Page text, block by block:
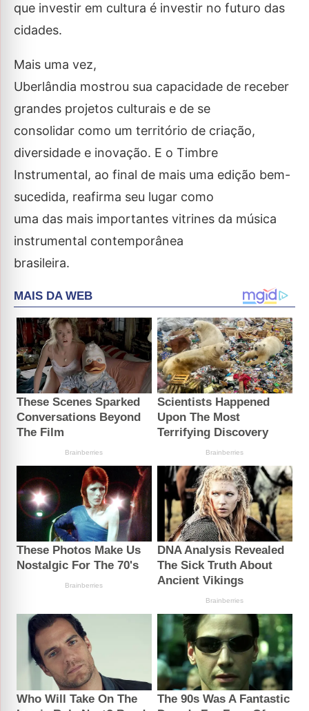
que investir em cultura é investir no futuro das
cidades.
Mais uma vez,
Uberlândia mostrou sua capacidade de receber
grandes projetos culturais e de se
consolidar como um território de criação,
diversidade e inovação. E o Timbre
Instrumental, ao final de mais uma edição bem-
sucedida, reafirma seu lugar como
uma das mais importantes vitrines da música
instrumental contemporânea
brasileira.